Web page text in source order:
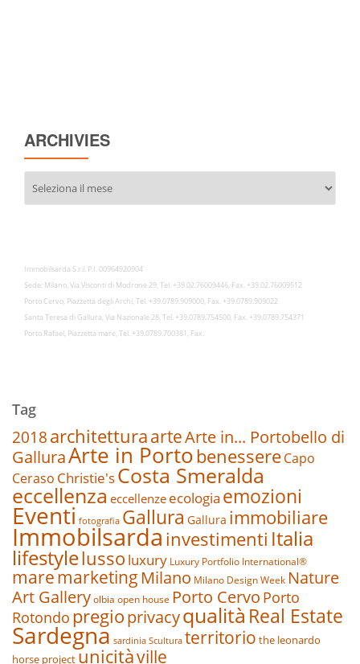
ARCHIVIES
Immobilsarda S.r.l. P.I. 00964920904
Sede: Milano, Via Visconti di Modrone 29, Tel. +39.02.76009446, Fax. +39.02.76009512
Porto Cervo, Piazzetta degli Archi, Tel. +39.0789.909000, Fax. +39.0789.909022
Santa Teresa di Gallura, Via Nazionale 28, Tel. +39.0789.754500, Fax. +39.0789.754371
Porto Rafael, Piazzetta mare, Tel. +39.0789.700381, Fax.
Tag
2018architetturaarteArte in... Portobello di
GalluraArte in PortobenessereCapo
Ceraso Christie'sCosta Smeralda
eccellenza eccellenze ecologia emozioni
Eventi fotografia Gallura Gallura immobiliare
Immobilsarda investimenti Italia
lifestylelusso luxury Luxury Portfolio International®
maremarketing Milano Milano Design Week Nature
Art Galleryolbia open house Porto Cervo Porto
Rotondo pregioprivacyqualità Real Estate
Sardegna sardinia Scultura territorio the leonardo
horse projectunicitàville